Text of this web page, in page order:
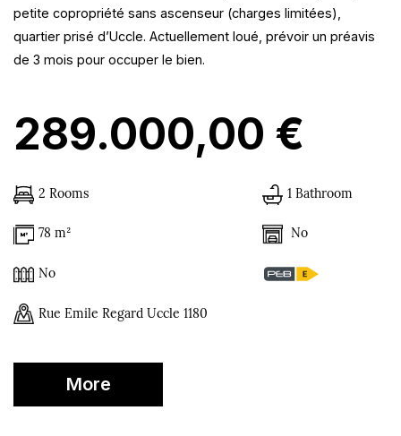
petite copropriété sans ascenseur (charges limitées),
quartier prisé d’Uccle. Actuellement loué, prévoir un préavis
de 3 mois pour occuper le bien.
289.000,00 €
2 Rooms 1 Bathroom
78 m² No
No
Rue Emile Regard Uccle 1180
More